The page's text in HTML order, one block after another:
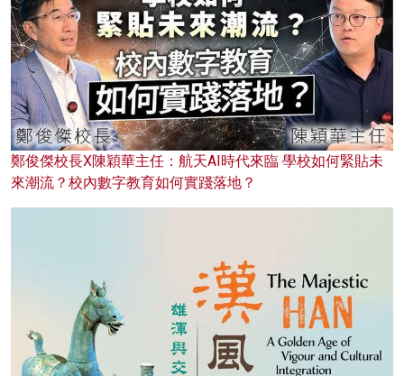
鄭俊傑校長X陳穎華主任：航天AI時代來臨 學校如何緊貼未
來潮流？校內數字教育如何實踐落地？